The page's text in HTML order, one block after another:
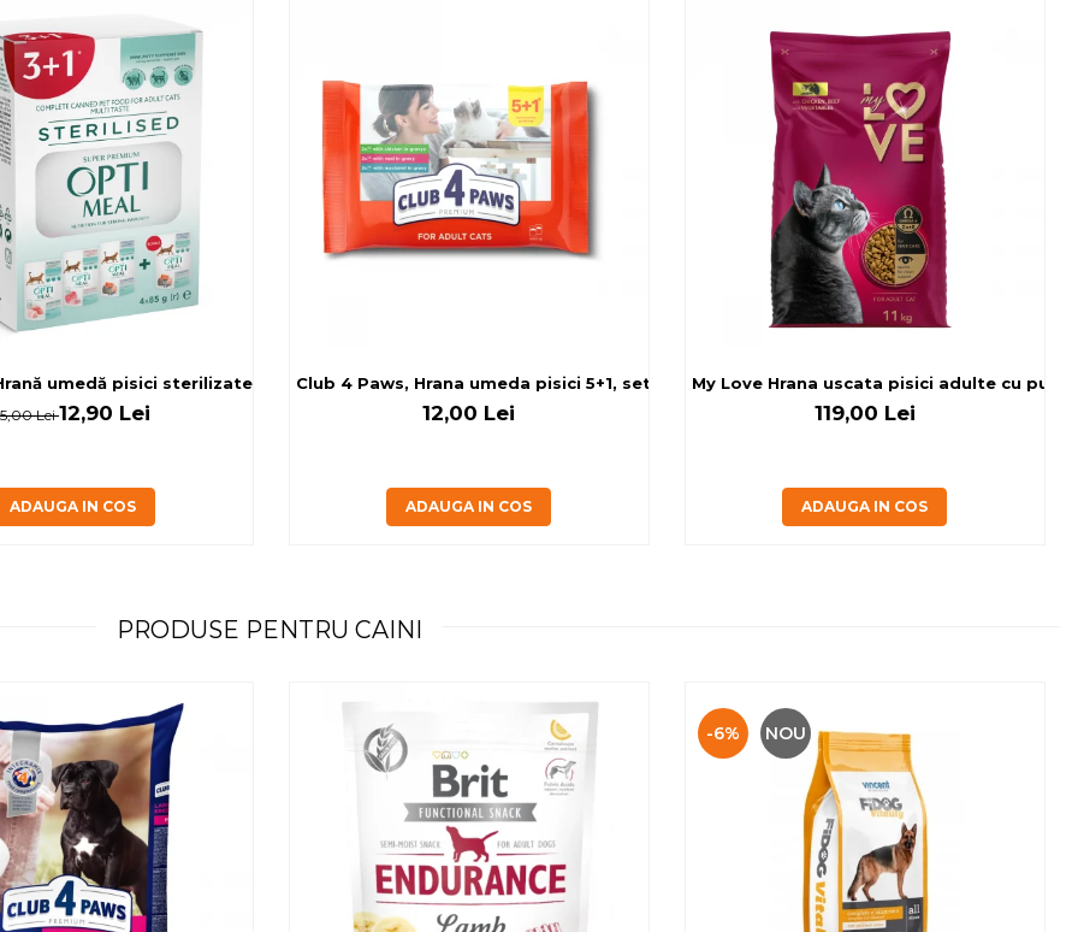
- curcan si pui in sos, set 3+1, 4*0,085kg
umedă pisici sterilizate, diferite arome, (3+1), 0.34kg
Lei12,90 Lei
ADAUGA IN COS
Club 4 Paws, Hrana umeda pisici 5+1, set 6x80 g
12,00 Lei
ADAUGA IN COS
My Love Hrana uscata pisici adulte cu pui,
119,00 Lei
ADAUGA IN COS
PRODUSE PENTRU CAINI
-6% NOU